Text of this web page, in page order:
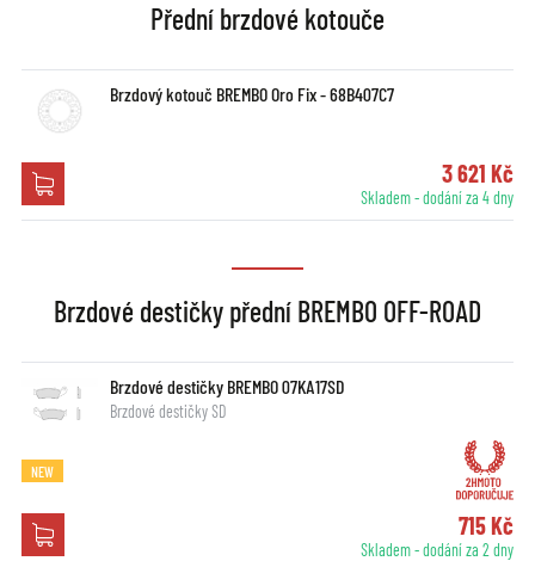
Přední brzdové kotouče
Brzdový kotouč BREMBO Oro Fix - 68B407C7
3 621 Kč
Skladem - dodání za 4 dny
Brzdové destičky přední BREMBO OFF-ROAD
Brzdové destičky BREMBO 07KA17SD
Brzdové destičky SD
NEW
715 Kč
Skladem - dodání za 2 dny